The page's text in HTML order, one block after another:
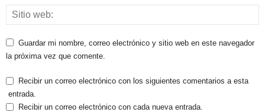
Guardar mi nombre, correo electrónico y sitio web en este navegador
la próxima vez que comente.
Recibir un correo electrónico con los siguientes comentarios a esta
entrada.
Recibir un correo electrónico con cada nueva entrada.